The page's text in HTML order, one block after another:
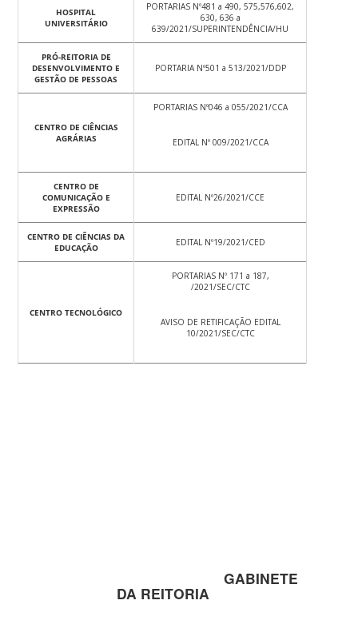
HOSPITAL
UNIVERSITÁRIO
PORTARIAS Nº481 a 490, 575,576,602,
630, 636 a
639/2021/SUPERINTENDÊNCIA/HU
PRÓ-REITORIA DE
DESENVOLVIMENTO E
GESTÃO DE PESSOAS
PORTARIA Nº501 a 513/2021/DDP
CENTRO DE CIÊNCIAS
AGRÁRIAS
PORTARIAS Nº046 a 055/2021/CCA
EDITAL Nº 009/2021/CCA
CENTRO DE
COMUNICAÇÃO E
EXPRESSÃO
EDITAL Nº26/2021/CCE
CENTRO DE CIÊNCIAS DA
EDUCAÇÃO
EDITAL Nº19/2021/CED
CENTRO TECNOLÓGICO
PORTARIAS Nº 171 a 187,
/2021/SEC/CTC
AVISO DE RETIFICAÇÃO EDITAL
10/2021/SEC/CTC
GABINETE
DA REITORIA